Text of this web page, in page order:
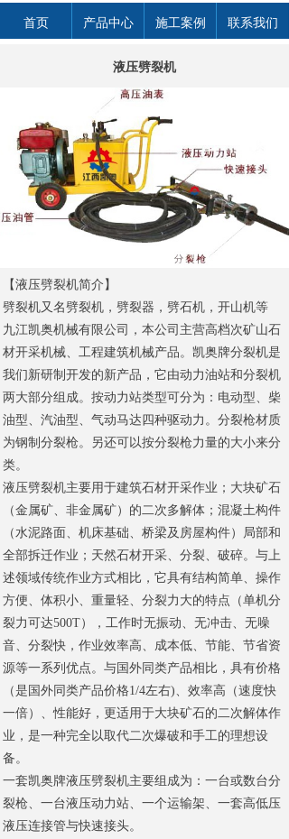
首页 产品中心 施工案例 联系我们
液压劈裂机
【液压劈裂机简介 】
劈裂机又名劈裂机，劈裂器，劈石机，开山机等
九江凯奥机械有限公司，本公司主营高档次矿山石
材开采机械、工程建筑机械产品。凯奥牌分裂机是
我们新研制开发的新产品，它由动力油站和分裂机
两大部分组成。按动力站类型可分为：电动型、柴
油型、汽油型、气动马达四种驱动力。分裂枪材质
为钢制分裂枪。另还可以按分裂枪力量的大小来分
类。
液压劈裂机主要用于建筑石材开采作业；大块矿石
（金属矿、非金属矿）的二次多解体；混凝土构件
（水泥路面、机床基础、桥梁及房屋构件）局部和
全部拆迁作业；天然石材开采、分裂、破碎。与上
述领域传统作业方式相比，它具有结构简单、操作
方便、体积小、重量轻、分裂力大的特点（单机分
裂力可达500T），工作时无振动、无冲击、无噪
音、分裂快，作业效率高、成本低、节能、节省资
源等一系列优点。与国外同类产品相比，具有价格
（是国外同类产品价格1/4左右)、效率高（速度快
一倍）、性能好，更适用于大块矿石的二次解体作
业，是一种完全以取代二次爆破和手工的理想设
备。
一套凯奥牌液压劈裂机主要组成为：一台或数台分
裂枪、一台液压动力站、一个运输架、一套高低压
液压连接管与快速接头。